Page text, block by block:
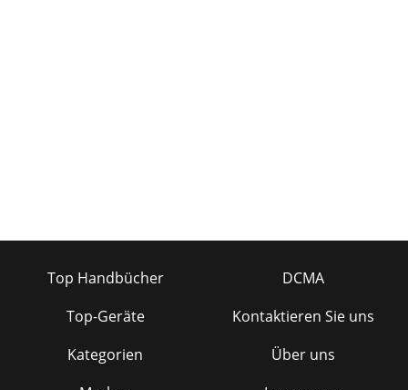
Top Handbücher
Top-Geräte
Kategorien
DCMA
Kontaktieren Sie uns
Über uns